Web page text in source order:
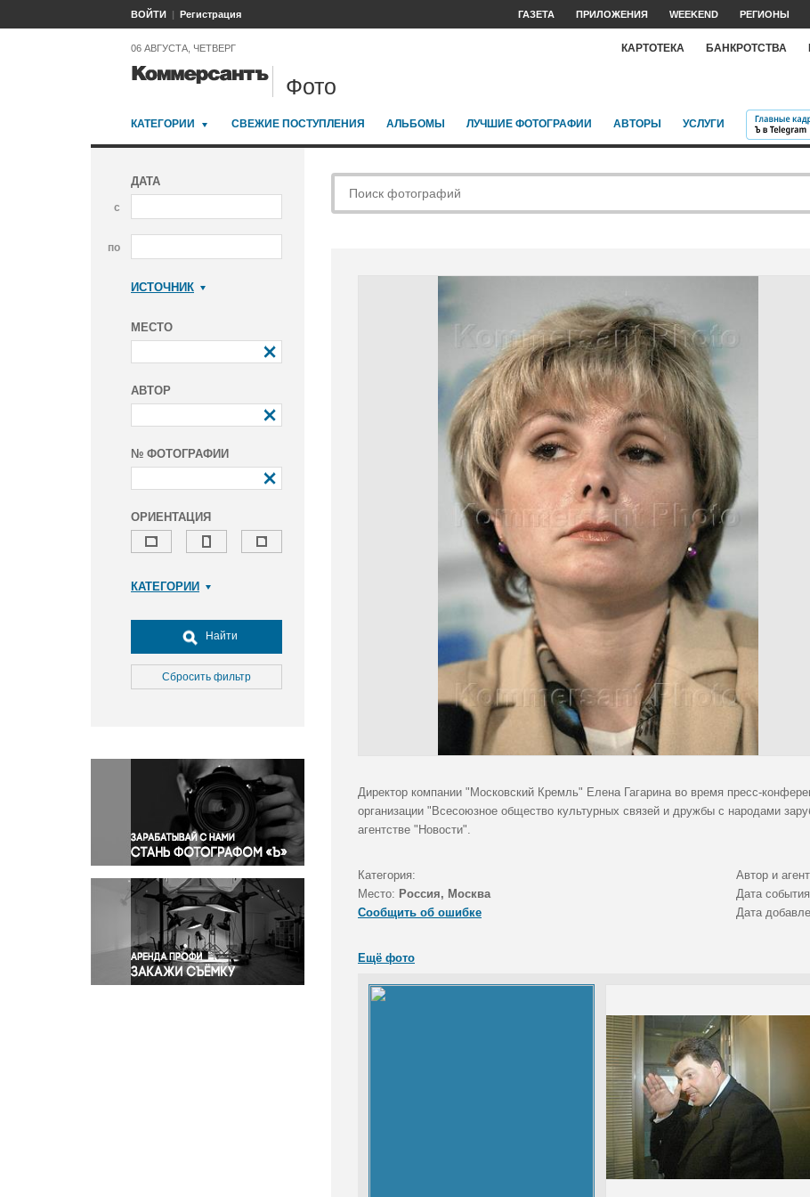
ВОЙТИ Регистрация ГАЗЕТА ПРИЛОЖЕНИЯ WEEKEND РЕГИОНЫ
06 АВГУСТА, ЧЕТВЕРГ КАРТОТЕКА БАНКРОТСТВА
Фото
КАТЕГОРИИ СВЕЖИЕ ПОСТУПЛЕНИЯ АЛЬБОМЫ ЛУЧШИЕ ФОТОГРАФИИ АВТОРЫ УСЛУГИ
ДАТА
с
по
ИСТОЧНИК
МЕСТО
АВТОР
№ ФОТОГРАФИИ
ОРИЕНТАЦИЯ
КАТЕГОРИИ
Досуг, туризм и отдых
Культура
Медицина
Окружающая среда
Политика
Правосудие
Происшествия и конфликты
Религия
Светская жизнь
Спорт
Экология
Экономика и бизнес
Найти
Сбросить фильтр
Директор компании "Московский Кремль" Елена Гагарина во время пресс-
организации "Всесоюзное общество культурных связей и дружбы с народами
агентстве "Новости".
Категория: Автор и
Место: Россия, Москва Дата
Сообщить об ошибке
Дата
Ещё фото